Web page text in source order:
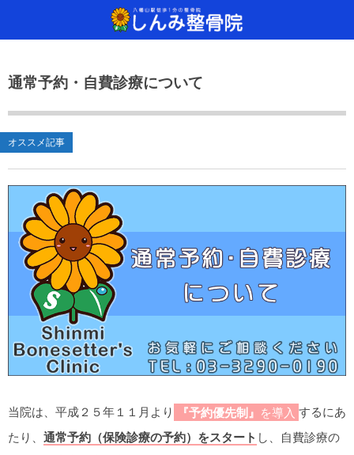
通常予約・自費診療について
オススメ記事
当院は、平成２５年１１月より 『予約優先制』 を導入 するにあ
たり、 通常予約（保険診療の予約）をスタート し、自費診療の
しんみ整骨院へようこそ
ご来院から施術、その後の流れ
どんな治療をするの？